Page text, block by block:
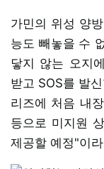
가민의 위성 양
능도 빼놓을 수
닿지 않는 오지
받고 SOS를 발
리즈에 처음 내
등으로 미지원
제공할 예정"이